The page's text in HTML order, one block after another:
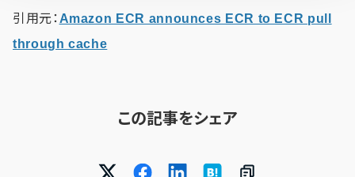
引用元： Amazon ECR announces ECR to ECR pull
through cache
この記事をシェア